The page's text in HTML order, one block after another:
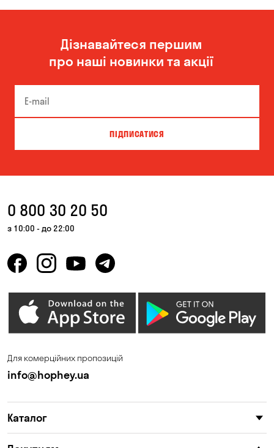
Дізнавайтеся першим
про наші новинки та акції
ПІДПИСАТИСЯ
0 800 30 20 50
з 10:00 - до 22:00
Для комерційних пропозицій
info@hophey.ua
Каталог